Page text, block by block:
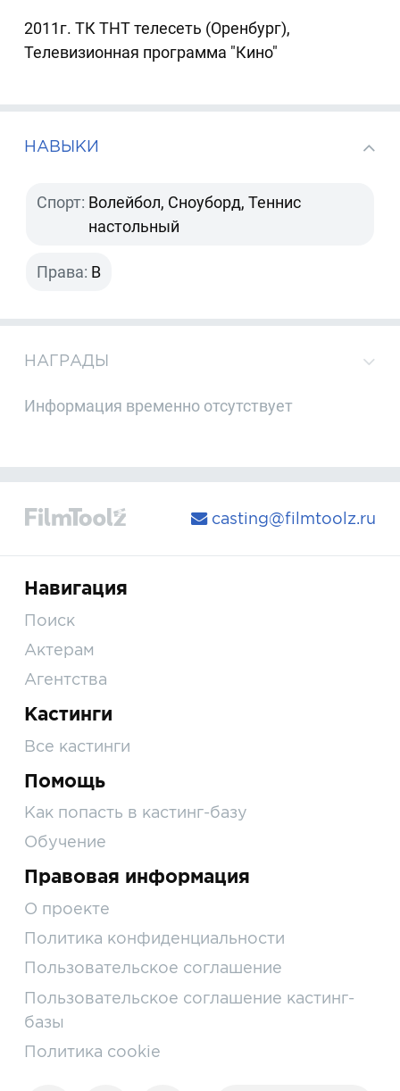
2011г. ТК ТНТ телесеть (Оренбург),
Телевизионная программа "Кино"
НАВЫКИ
Спорт: Волейбол, Сноуборд, Теннис
настольный
Права: B
НАГРАДЫ
Информация временно отсутствует
casting@filmtoolz.ru
Навигация
Поиск
Актерам
Агентства
Кастинги
Все кастинги
Помощь
Как попасть в кастинг-базу
Обучение
Правовая информация
О проекте
Политика конфиденциальности
Пользовательское соглашение
Пользовательское соглашение кастинг-
базы
Политика cookie